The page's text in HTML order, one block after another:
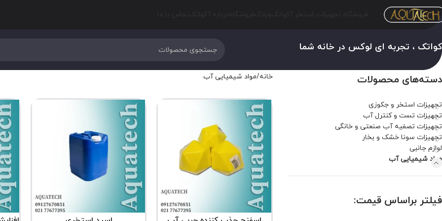
، تجربه ای لوکس در خانه شما
دسته‌های محصولات
تجهیزات استخر و جکوزی
تجهیزات تست و کنترل آب
تجهیزات تصفیه آب صنعتی و خانگی
تجهیزات سونا خشک و بخار
لوازم جانبی
مواد شیمیایی آب
فیلتر براساس قیمت:
خانه مواد شیمیایی آب